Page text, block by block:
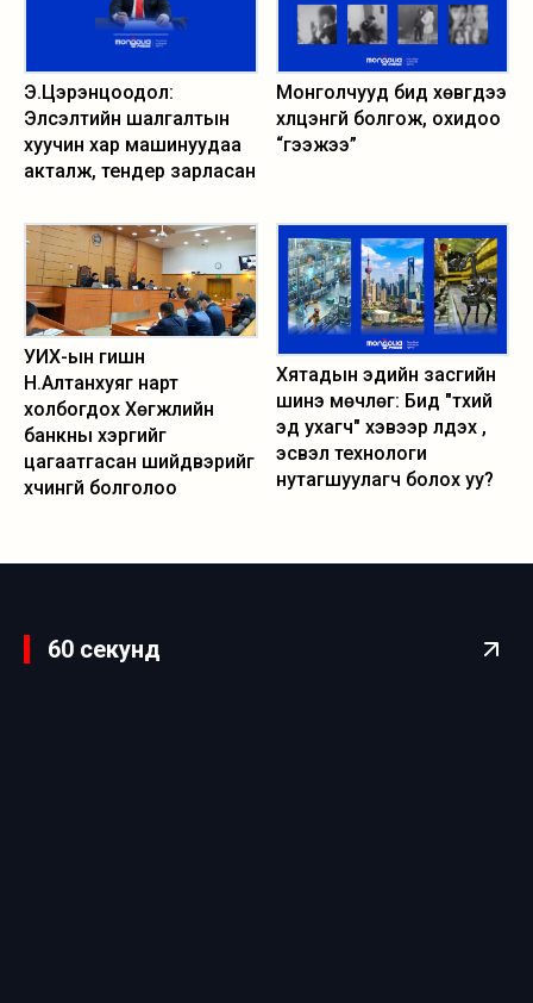
Э.Цэрэнцоодол:
Элсэлтийн шалгалтын
хуучин хар машинуудаа
акталж, тендер зарласан
Монголчууд бид хөвгүүдээ
хүлцэнгүй болгож, охидоо
“гээжээ”
УИХ-ын гишүүн
Н.Алтанхуяг нарт
холбогдох Хөгжлийн
банкны хэргийг
цагаатгасан шийдвэрийг
хүчингүй болголоо
Хятадын эдийн засгийн
шинэ мөчлөг: Бид "түүхий
эд ухагч" хэвээр үлдэх үү,
эсвэл технологи
нутагшуулагч болох уу?
60 секунд